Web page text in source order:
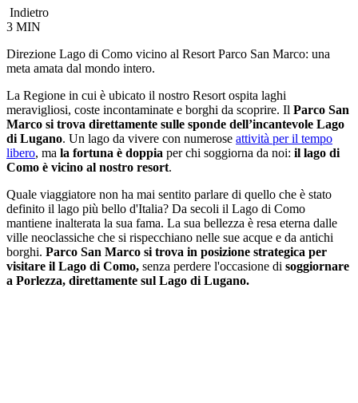
Indietro
3 MIN
Direzione Lago di Como vicino al Resort Parco San Marco: una
meta amata dal mondo intero.
La Regione in cui è ubicato il nostro Resort ospita laghi
meravigliosi, coste incontaminate e borghi da scoprire. Il Parco San
Marco si trova direttamente sulle sponde dell’incantevole Lago
di Lugano. Un lago da vivere con numerose attività per il tempo
libero, ma la fortuna è doppia per chi soggiorna da noi: il lago di
Como è vicino al nostro resort.
Quale viaggiatore non ha mai sentito parlare di quello che è stato
definito il lago più bello d'Italia? Da secoli il Lago di Como
mantiene inalterata la sua fama. La sua bellezza è resa eterna dalle
ville neoclassiche che si rispecchiano nelle sue acque e da antichi
borghi. Parco San Marco si trova in posizione strategica per
visitare il Lago di Como, senza perdere l'occasione di soggiornare
a Porlezza, direttamente sul Lago di Lugano.